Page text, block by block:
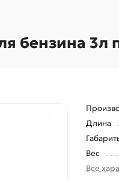
бензина 3л
Длина
Вес
Все